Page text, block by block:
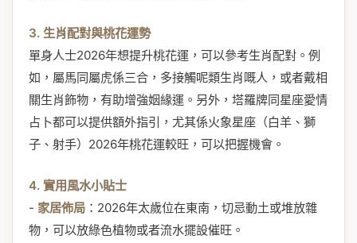
3. 生肖配對與桃花運勢
單身人士2026年想提升桃花運，可以參考生肖配對。例
如，屬馬同屬虎係三合，多接觸呢類生肖嘅人，或者戴相
關生肖飾物，有助增強姻緣運。另外，塔羅牌同星座愛情
占卜都可以提供額外指引，尤其係火象星座（白羊、獅
子、射手）2026年桃花運較旺，可以把握機會。
4. 實用風水小貼士
- 家居佈局 ：2026年太歲位在東南，切忌動土或堆放雜
物，可以放綠色植物或者流水擺設催旺。